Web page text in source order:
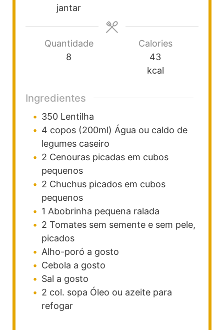
jantar
Quantidade
8
Calories
43
kcal
Ingredientes
350 Lentilha
4 copos (200ml) Água ou caldo de
legumes caseiro
2 Cenouras picadas em cubos
pequenos
2 Chuchus picados em cubos
pequenos
1 Abobrinha pequena ralada
2 Tomates sem semente e sem pele,
picados
Alho-poró a gosto
Cebola a gosto
Sal a gosto
2 col. sopa Óleo ou azeite para
refogar